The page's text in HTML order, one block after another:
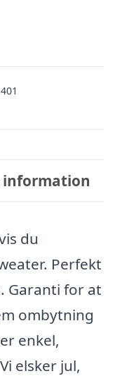
information
du
Perfekt
Garanti for at
ombytning
enkel,
elsker jul,